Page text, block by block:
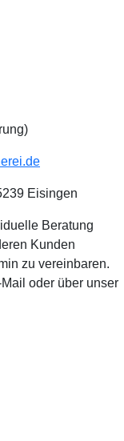
Eisingen
Beratung
Kunden
zu vereinbaren.
oder über unser